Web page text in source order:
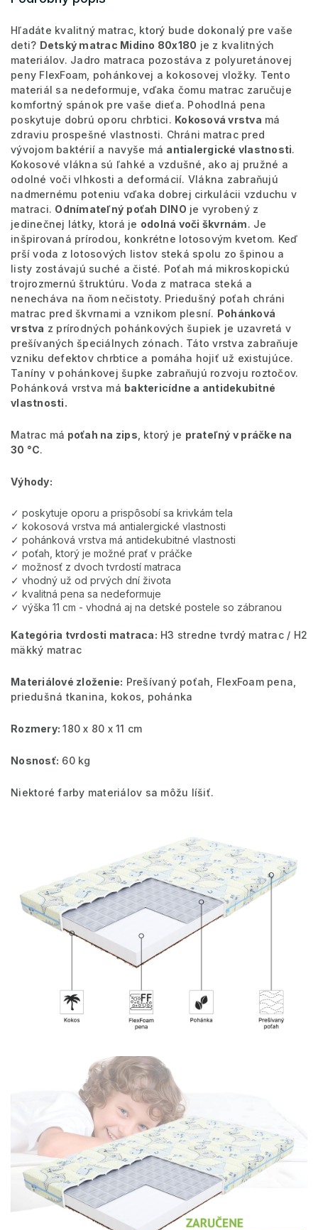
Hľadáte kvalitný matrac, ktorý bude dokonalý pre vaše
deti? Detský matrac Midino 80x180 je z kvalitných
materiálov. Jadro matraca pozostáva z polyuretánovej
peny FlexFoam, pohánkovej a kokosovej vložky. Tento
materiál sa nedeformuje, vďaka čomu matrac zaručuje
komfortný spánok pre vaše dieťa. Pohodlná pena
poskytuje dobrú oporu chrbtici. Kokosová vrstva má
zdraviu prospešné vlastnosti. Chráni matrac pred
vývojom baktérií a navyše má antialergické vlastnosti.
Kokosové vlákna sú ľahké a vzdušné, ako aj pružné a
odolné voči vlhkosti a deformácií. Vlákna zabraňujú
nadmernému poteniu vďaka dobrej cirkulácii vzduchu v
matraci. Odnímateľný poťah DINO je vyrobený z
jedinečnej látky, ktorá je odolná voči škvrnám. Je
inšpirovaná prírodou, konkrétne lotosovým kvetom. Keď
prší voda z lotosových listov steká spolu zo špinou a
listy zostávajú suché a čisté. Poťah má mikroskopickú
trojrozmernú štruktúru. Voda z matraca steká a
nenecháva na ňom nečistoty. Priedušný poťah chráni
matrac pred škvrnami a vznikom plesní. Pohánková
vrstva z prírodných pohánkových šupiek je uzavretá v
prešívaných špeciálnych zónach. Táto vrstva zabraňuje
vzniku defektov chrbtice a pomáha hojiť už existujúce.
Taníny v pohánkovej šupke zabraňujú rozvoju roztočov.
Pohánková vrstva má baktericídne a antidekubitné
vlastnosti.
Matrac má poťah na zips , ktorý je prateľný v práčke na
30 °C.
Výhody:
✓ poskytuje oporu a prispôsobí sa krivkám tela
✓ kokosová vrstva má antialergické vlastnosti
✓ pohánková vrstva má antidekubitné vlastnosti
✓ poťah, ktorý je možné prať v práčke
✓ možnosť z dvoch tvrdostí matraca
✓ vhodný už od prvých dní života
✓ kvalitná pena sa nedeformuje
✓ výška 11 cm - vhodná aj na detské postele so zábranou
Kategória tvrdosti matraca: H3 stredne tvrdý matrac / H2
mäkký matrac
Materiálové zloženie: Prešívaný poťah, FlexFoam pena,
priedušná tkanina, kokos, pohánka
Rozmery:180 x 80 x 11 cm
Nosnosť: 60 kg
Niektoré farby materiálov sa môžu líšiť.